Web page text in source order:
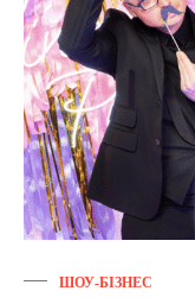
ШОУ-БІЗНЕС